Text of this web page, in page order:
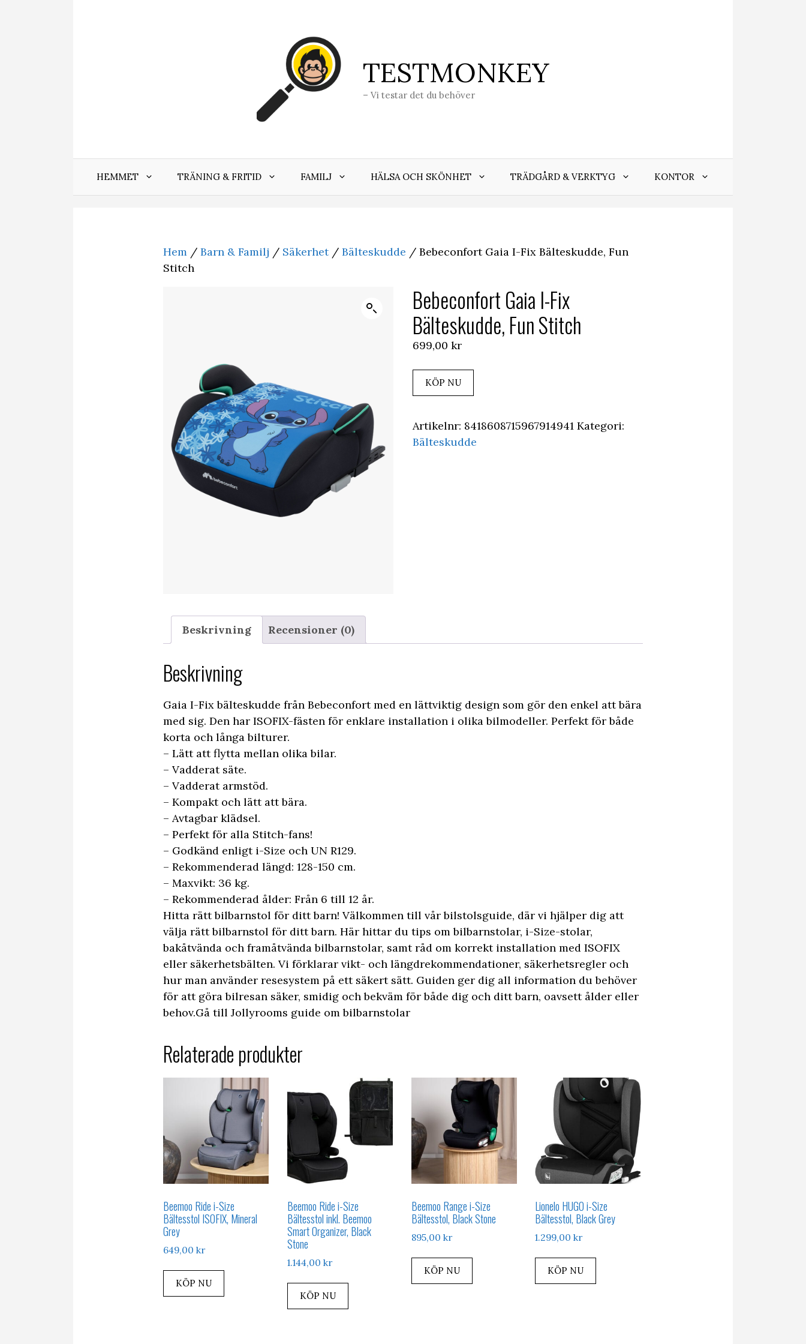
TESTMONKEY
– Vi testar det du behöver
HEMMET TRÄNING & FRITID FAMILJ HÄLSA OCH SKÖNHET TRÄDGÅRD & VERKTYG KONTOR
Hem / Barn & Familj / Säkerhet/ Bälteskudde / Bebeconfort Gaia I-Fix Bälteskudde, Fun
Stitch
Bebeconfort Gaia I-Fix
Bälteskudde, Fun Stitch
699,00 kr
KÖP NU
Artikelnr: 8418608715967914941 Kategori:
Bälteskudde
Beskrivning Recensioner (0)
Beskrivning
Gaia I-Fix bälteskudde från Bebeconfort med en lättviktig design som gör den enkel att bära
med sig. Den har ISOFIX-fästen för enklare installation i olika bilmodeller. Perfekt för både
korta och långa bilturer.
– Lätt att flytta mellan olika bilar.
– Vadderat säte.
– Vadderat armstöd.
– Kompakt och lätt att bära.
– Avtagbar klädsel.
– Perfekt för alla Stitch-fans!
– Godkänd enligt i-Size och UN R129.
– Rekommenderad längd: 128-150 cm.
– Maxvikt: 36 kg.
– Rekommenderad ålder: Från 6 till 12 år.
Hitta rätt bilbarnstol för ditt barn! Välkommen till vår bilstolsguide, där vi hjälper dig att
välja rätt bilbarnstol för ditt barn. Här hittar du tips om bilbarnstolar, i-Size-stolar,
bakåtvända och framåtvända bilbarnstolar, samt råd om korrekt installation med ISOFIX
eller säkerhetsbälten. Vi förklarar vikt- och längdrekommendationer, säkerhetsregler och
hur man använder resesystem på ett säkert sätt. Guiden ger dig all information du behöver
för att göra bilresan säker, smidig och bekväm för både dig och ditt barn, oavsett ålder eller
behov.Gå till Jollyrooms guide om bilbarnstolar
Relaterade produkter
Beemoo Ride i-Size
Bältesstol ISOFIX, Mineral
Grey
649,00 kr
KÖP NU
Beemoo Ride i-Size
Bältesstol inkl. Beemoo
Smart Organizer, Black
Stone
1.144,00 kr
KÖP NU
Beemoo Range i-Size
Bältesstol, Black Stone
895,00 kr
KÖP NU
Lionelo HUGO i-Size
Bältesstol, Black Grey
1.299,00kr
KÖP NU